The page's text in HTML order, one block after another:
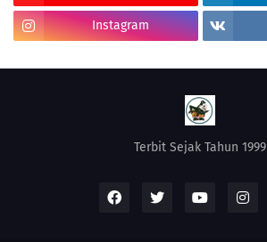
Instagram
Terbit Sejak Tahun 1999